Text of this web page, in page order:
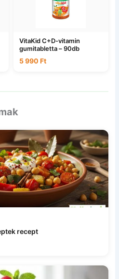
VitaKid C+D-vitamin
gumitabletta – 90db
5 990 Ft
recept